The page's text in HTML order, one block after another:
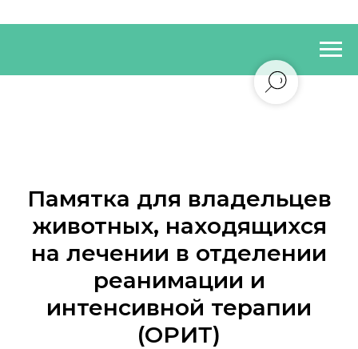
Памятка для владельцев
животных, находящихся
на лечении в отделении
реанимации и
интенсивной терапии
(ОРИТ)